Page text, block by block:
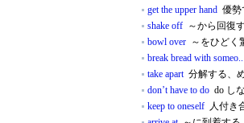
get the upper hand 優勢
shake off ～から回復
bowl over ～をひどく
break bread with someo..
take apart分解する、
don’t have to do do し
keep to oneself 人付き